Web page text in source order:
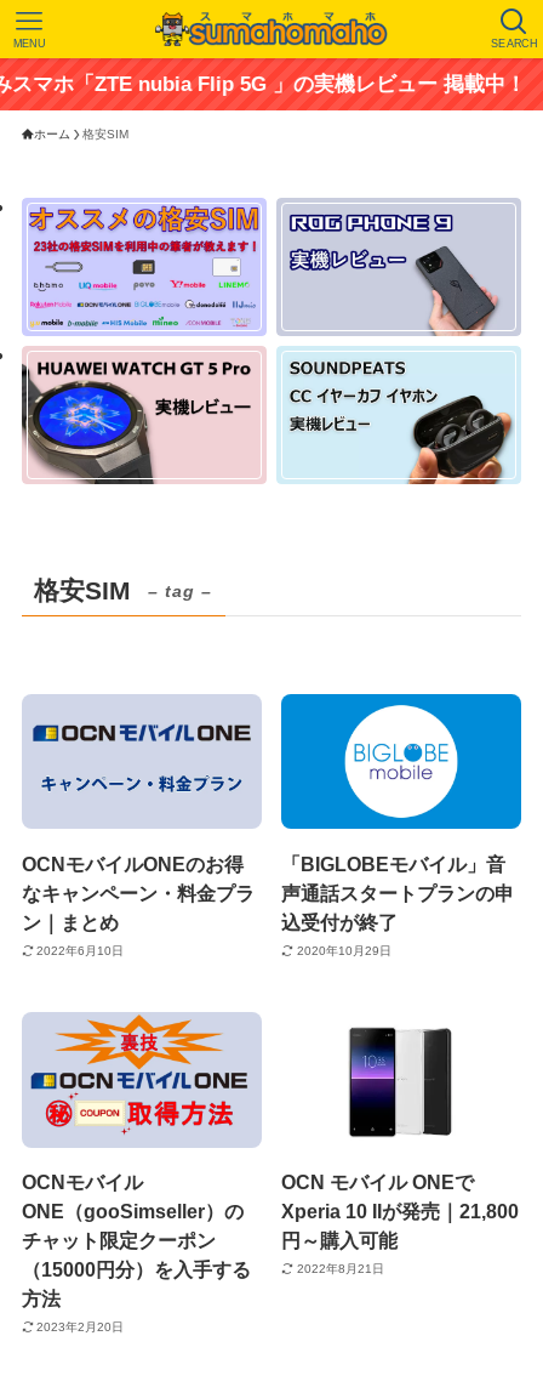
SEARCH
MENU
マホ「ZTE nubia Flip 5G 」の実機レビュー 掲載中！
ホーム 格安SIM
格安SIM – tag –
OCNモバイルONEのお得
なキャンペーン・料金プラ
ン｜まとめ
2022年6月10日
「BIGLOBEモバイル」音
声通話スタートプランの申
込受付が終了
2020年10月29日
OCNモバイル
ONE（gooSimseller）の
チャット限定クーポン
（15000円分）を入手する
方法
2023年2月20日
OCN モバイル ONEで
Xperia 10 IIが発売｜21,800
円～購入可能
2022年8月21日